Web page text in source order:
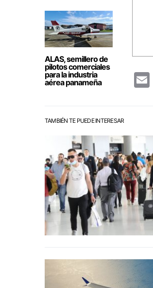
ALAS, semillero de
pilotos comerciales
para la industria
aérea panameña
TAMBIÉN TE PUEDE INTERESAR